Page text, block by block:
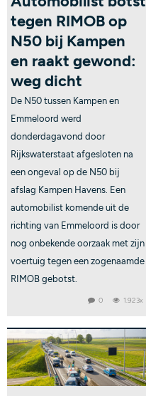
tegen RIMOB op
N50 bij Kampen
en raakt gewond:
weg dicht
De N50 tussen Kampen en
Emmeloord werd
donderdagavond door
Rijkswaterstaat afgesloten na
een ongeval op de N50 bij
afslag Kampen Havens. Een
automobilist komende uit de
richting van Emmeloord is door
nog onbekende oorzaak met zijn
voertuig tegen een zogenaamde
RIMOB gebotst.
0 1.923x